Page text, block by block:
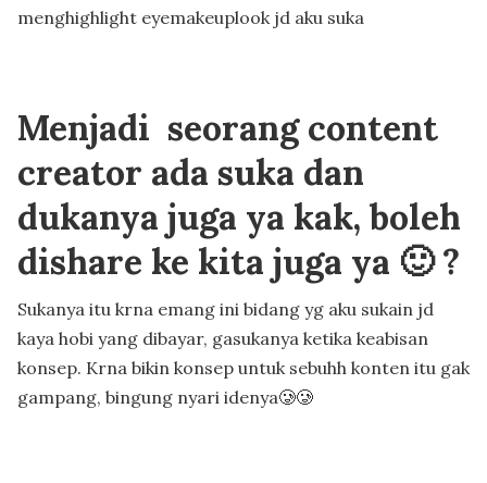
menghighlight eyemakeuplook jd aku suka
Menjadi seorang content
creator ada suka dan
dukanya juga ya kak, boleh
dishare ke kita juga ya 🙂 ?
Sukanya itu krna emang ini bidang yg aku sukain jd
kaya hobi yang dibayar, gasukanya ketika keabisan
konsep. Krna bikin konsep untuk sebuhh konten itu gak
gampang, bingung nyari idenya🥲🥲